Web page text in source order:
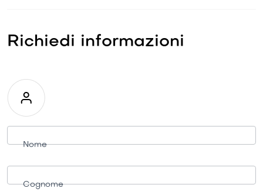
Richiedi informazioni
Richiesta
informazioni
Nome
Cognome